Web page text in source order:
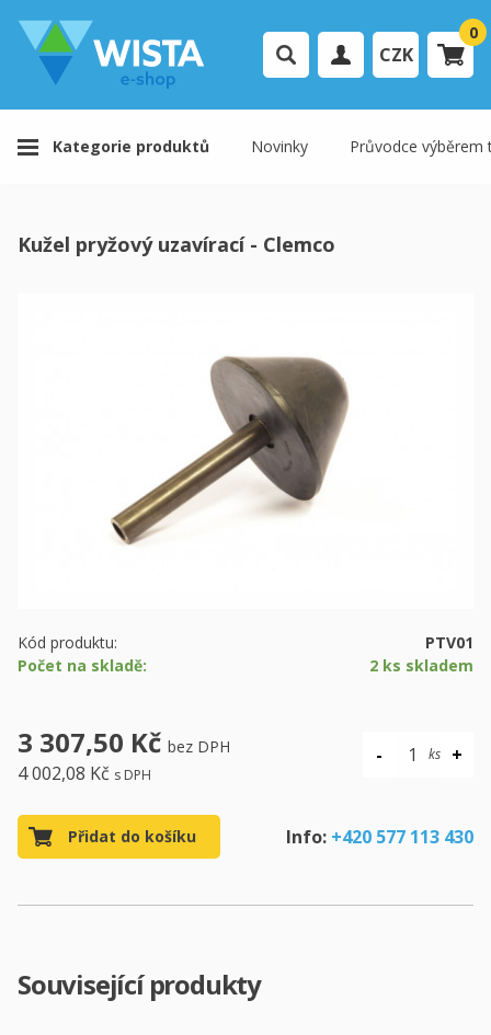
Registrace uživatele
CZK
0
K pokladně
Kategorie produktů Novinky Průvodce výběrem
Kužel pryžový uzavírací - Clemco
Kód produktu:
PTV01
Počet na skladě:
2 ks skladem
3 307,50 Kč bez DPH
4 002,08 Kč s DPH
Přidat do košíku Info: +420 577 113 430
Související produkty